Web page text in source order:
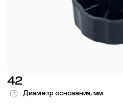
42
Диаметр основания, мм